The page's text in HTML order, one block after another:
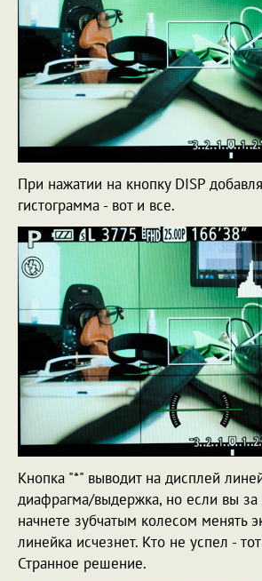
При нажатии на кнопку DISP
гистограмма - вот и все.
Кнопка "*" выводит на дисплей
диафрагма/выдержка, но если вы
начнете зубчатым колесом менять
линейка исчезнет. Кто не успел -
Странное решение.